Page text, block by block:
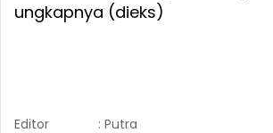
ungkapnya (dieks)
Editor : Putra